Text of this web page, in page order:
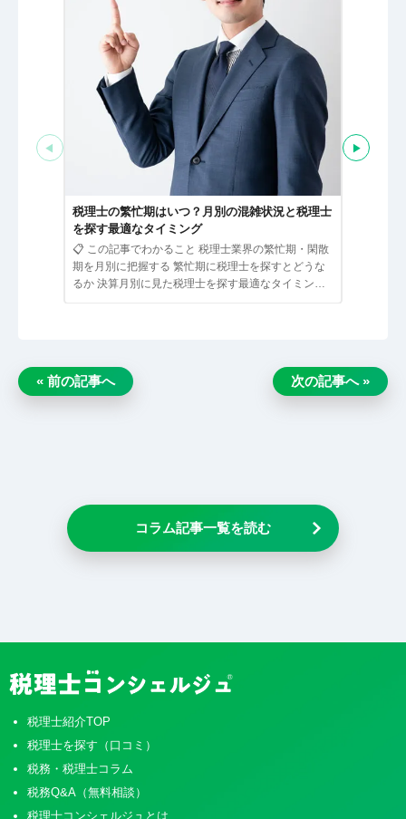
◀
税理士の繁忙期はいつ？月別の混雑状況と税理士
を探す最適なタイミング
📋 この記事でわかること 税理士業界の繁忙期・閑散
期を月別に把握する 繁忙期に税理士を探すとどうな
るか 決算月別に見た税理士を探す最適なタイミング
▶
« 前の記事へ 次の記事へ »
コラム記事一覧を読む
税理士紹介TOP
税理士を探す（口コミ）
税務・税理士コラム
税務Q&A（無料相談）
税理士コンシェルジュとは